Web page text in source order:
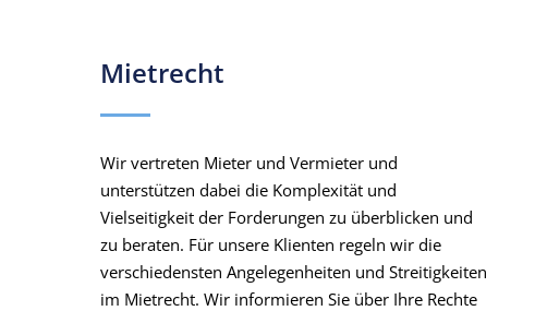
Mietrecht
Wir vertreten Mieter und Vermieter und
unterstützen dabei die Komplexität und
Vielseitigkeit der Forderungen zu überblicken und
zu beraten. Für unsere Klienten regeln wir die
verschiedensten Angelegenheiten und Streitigkeiten
im Mietrecht. Wir informieren Sie über Ihre Rechte